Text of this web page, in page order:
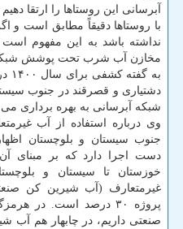
آبرسانی این روستاها را ارتقا
با روستاها دقیقاً مطابق است و
نداشته باشد به این مفهوم
مخازن آب شرب تحت پوشش
شبکه آبرسانی به بهره برداری
وی درباره استفاده از آب
جنوب سیستان و بلوچستان
دست اجرا دارد که بر مبنای
غیرمتعارف (آب شیرین کن
پروژه ۳۰ درصد است. در